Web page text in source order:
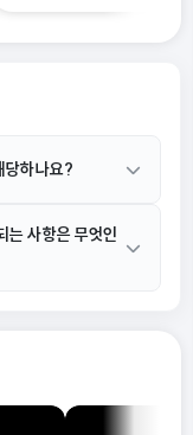
당하나요?
물, 콩과 작물 및 기
자에게 부여됩니다.
는 사항은 무엇인
되어 있지 않습니다.